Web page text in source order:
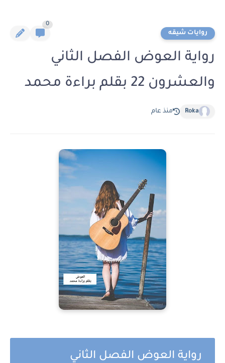
روايات شيقه
0
رواية العوض الفصل الثاني
والعشرون 22 بقلم براءة محمد
Roka منذ عام
رواية العوض الفصل الثاني